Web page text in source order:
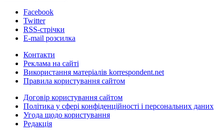
Facebook
Twitter
RSS-стрічки
E-mail розсилка
Контакти
Реклама на сайті
Використання матеріалів korrespondent.net
Правила користування сайтом
Договір користування сайтом
Політика у сфері конфіденційності і персональних даних
Угода щодо користування
Редакція